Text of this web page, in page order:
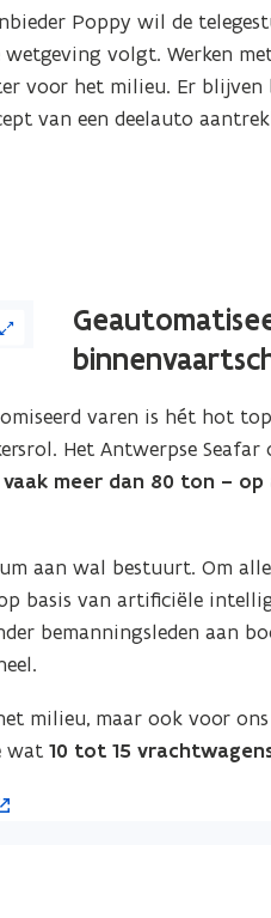
Poppy wil de
volgt. Werken
voor het milieu. Er blijven
van een deelauto
varen is hét hot
Het Antwerpse
meer dan 80 ton –
aan wal bestuurt. Om
basis van artificiële
bemanningsleden aan
milieu, maar ook voor
wat 10 tot 15